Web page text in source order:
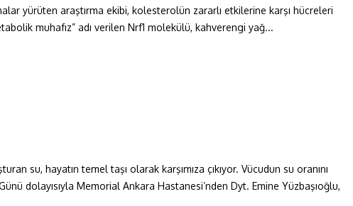
yürüten araştırma ekibi, kolesterolün zararlı etkilerine karşı hücreleri
muhafız” adı verilen Nrf1 molekülü, kahverengi yağ...
su, hayatın temel taşı olarak karşımıza çıkıyor. Vücudun su oranını
dolayısıyla Memorial Ankara Hastanesi’nden Dyt. Emine Yüzbaşıoğlu,